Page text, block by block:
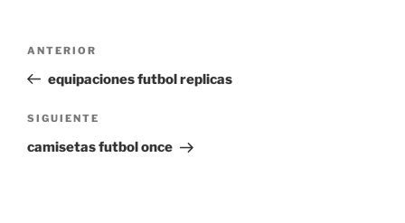
entradas
Entrada
anterior:
ANTERIOR
equipaciones futbol replicas
Siguiente
entrada
SIGUIENTE
camisetas futbol once